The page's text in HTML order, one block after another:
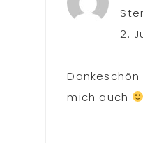
2.
mich auch